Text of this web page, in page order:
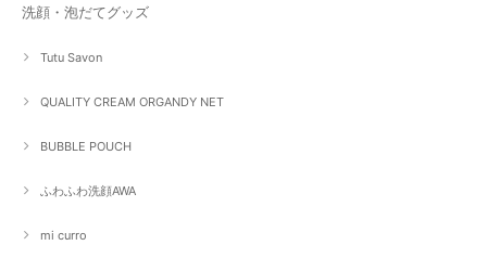
洗顔・泡だてグッズ
Tutu Savon
QUALITY CREAM ORGANDY NET
BUBBLE POUCH
ふわふわ洗顔AWA
mi curro